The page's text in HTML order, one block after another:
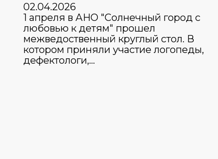
02.04.2026
1 апреля в АНО "Солнечный город с
любовью к детям" прошел
межведоственный круглый стол. В
котором приняли участие логопеды,
дефектологи,…